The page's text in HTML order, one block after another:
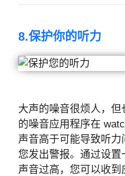
8.保护你的听力
大声的噪音很烦人，
的噪音应用程序在
声音高于可能导致听
您发出警报。通过设
声音过高，您可以收到